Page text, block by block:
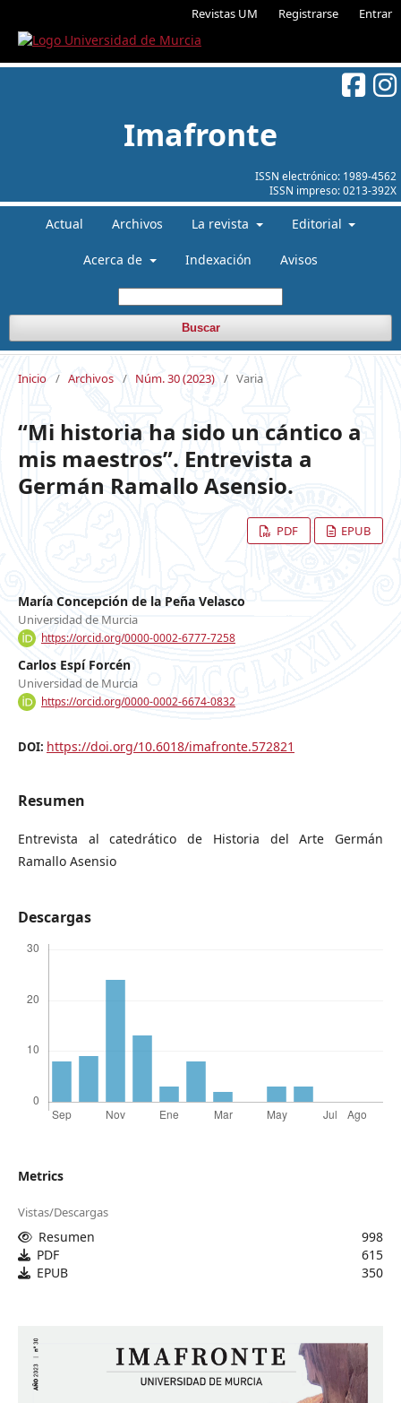
Revistas UM Registrarse Entrar
ISSN electrónico: 1989-4562
ISSN impreso:0213-392X
Imafronte
Actual Archivos La revista Editorial
Acerca de Indexación Avisos
Buscar
Inicio / Archivos / Núm. 30 (2023) / Varia
“Mi historia ha sido un cántico a
mis maestros”. Entrevista a
Germán Ramallo Asensio.
PDF EPUB
María Concepción de la Peña Velasco
Universidad de Murcia
https://orcid.org/0000-0002-6777-7258
Carlos Espí Forcén
Universidad de Murcia
https://orcid.org/0000-0002-6674-0832
DOI: https://doi.org/10.6018/imafronte.572821
Resumen
Entrevista al catedrático de Historia del Arte Germán
Ramallo Asensio
Descargas
Metrics
Vistas/Descargas
Resumen
998
PDF
615
EPUB
350